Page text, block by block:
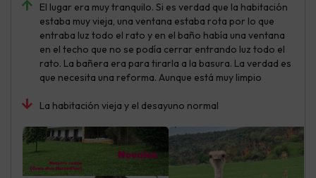
El lugar era muy tranquilo. Si es verdad que la habitación
estaba muy vieja, una ventana estaba rota por lo que
entraba luz todo el rato y en el baño había una ventana
en el techo que no se podía cerrar entrando luz todo el
rato. La bañera era para tirarla a la basura. La verdad es
que necesita una reforma. Aunque está muy limpio
La habitación vieja y el desayuno normal